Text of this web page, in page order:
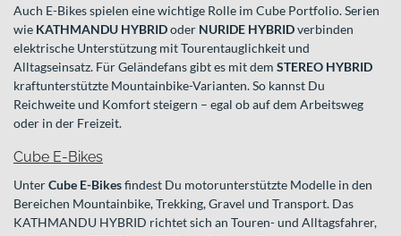
Auch E-Bikes spielen eine wichtige Rolle im Cube Portfolio. Serien
wie KATHMANDU HYBRIDoder NURIDE HYBRIDverbinden
elektrische Unterstützung mit Tourentauglichkeit und
Alltagseinsatz. Für Geländefans gibt es mit dem STEREO HYBRID
kraftunterstützte Mountainbike-Varianten. So kannst Du
Reichweite und Komfort steigern – egal ob auf dem Arbeitsweg
oder in der Freizeit.
Cube E-Bikes
UnterCube E-Bikesfindest Du motorunterstützte Modelle in den
Bereichen Mountainbike, Trekking, Gravel und Transport. Das
KATHMANDU HYBRID richtet sich an Touren- und Alltagsfahrer,